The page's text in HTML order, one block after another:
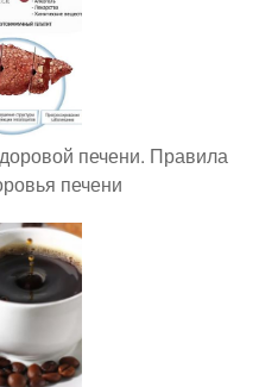
печени. Правила
печени